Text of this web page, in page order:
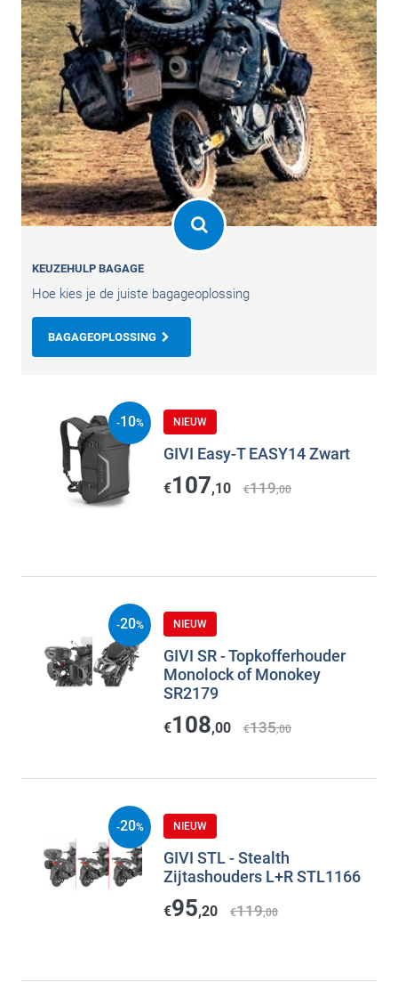
KEUZEHULP BAGAGE
Hoe kies je de juiste bagageoplossing
BAGAGEOPLOSSING
NIEUW
GIVI Easy-T EASY14 Zwart
€107,10 €119,00
-10%
NIEUW
GIVI SR - Topkofferhouder
Monolock of Monokey
SR2179
€108,00 €135,00
-20%
NIEUW
GIVI STL - Stealth
Zijtashouders L+R STL1166
€95,20 €119,00
-20%